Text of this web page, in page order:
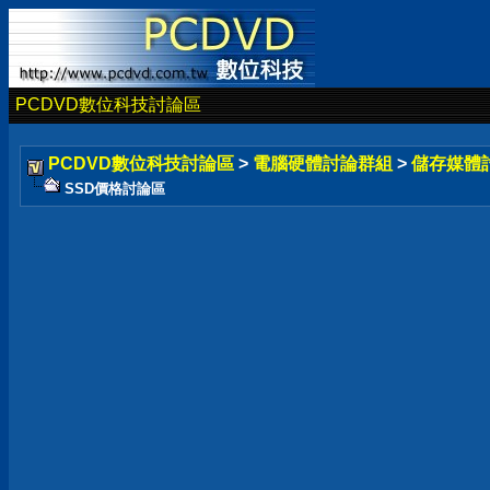
PCDVD數位科技討論區
PCDVD數位科技討論區 > 電腦硬體討論群組 > 儲存媒體
SSD價格討論區